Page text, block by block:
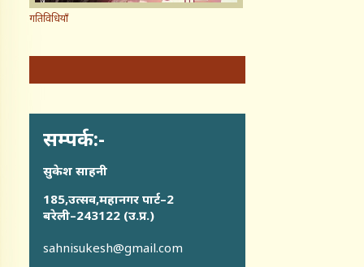
गतिविधियाँ
सम्पर्क:-
सुकेश साहनी
185,उत्सव,महानगर पार्ट–2
बरेली–243122 (उ.प्र.)
sahnisukesh@gmail.com